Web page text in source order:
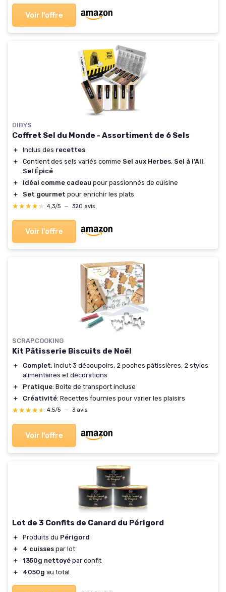
Voir l'offre
DIBYS
Coffret Sel du Monde - Assortiment de 6 Sels
＋ Inclus des recettes
＋
Contient des sels variés comme Sel aux Herbes, Sel à l'Ail,
Sel Épicé
＋
Idéal comme cadeau pour passionnés de cuisine
＋
Set gourmet pour enrichir les plats
★★★★★
★★★★★ 4,3/5 — 320 avis
Voir l'offre
SCRAPCOOKING
Kit Pâtisserie Biscuits de Noël
＋ Complet: Inclut 3 découpoirs, 2 poches pâtissières, 2 stylos
alimentaires et décorations
＋
Pratique: Boîte de transport incluse
＋
Créativité: Recettes fournies pour varier les plaisirs
★★★★★
★★★★★ 4,5/5 — 3 avis
Voir l'offre
Lot de 3 Confits de Canard du Périgord
＋ Produits du Périgord
＋
4 cuisses par lot
＋
1350g nettoyé par confit
＋
4050g au total